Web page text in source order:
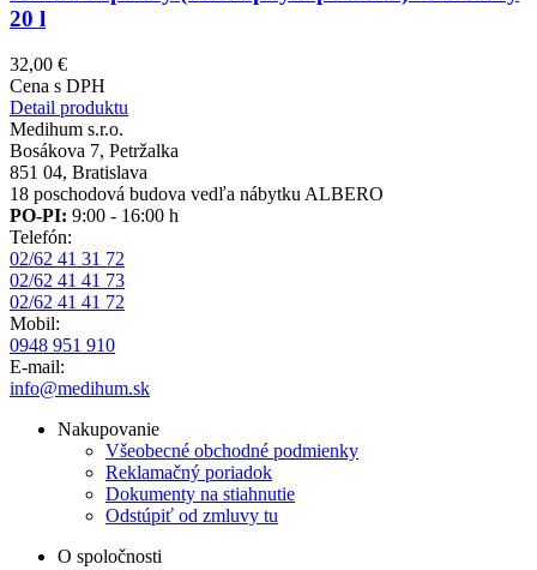
20 l
32,00 €
Cena s DPH
Detail produktu
Medihum s.r.o.
Bosákova 7, Petržalka
851 04, Bratislava
18 poschodová budova vedľa nábytku ALBERO
PO-PI: 9:00 - 16:00 h
Telefón:
02/62 41 31 72
02/62 41 41 73
02/62 41 41 72
Mobil:
0948 951 910
E-mail:
info@medihum.sk
Nakupovanie
Všeobecné obchodné podmienky
Reklamačný poriadok
Dokumenty na stiahnutie
Odstúpiť od zmluvy tu
O spoločnosti